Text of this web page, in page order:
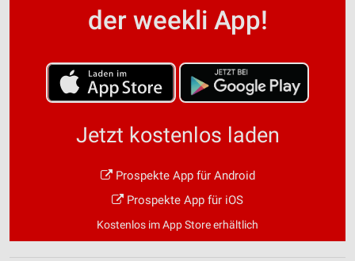
der weekli App!
Jetzt kostenlos laden
Prospekte App für Android
Prospekte App für iOS
Kostenlos im App Store erhältlich